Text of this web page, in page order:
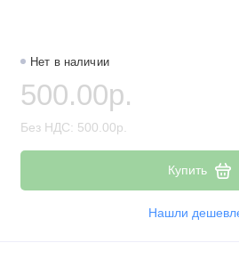
Разъёмы, штекеры и
Резисторы
Реле
Стабилизаторы питания
Нет в наличии
500.00р.
Без НДС: 500.00р.
Купить
Нашли